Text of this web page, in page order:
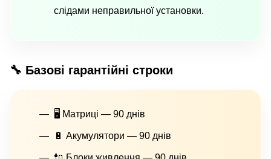
слідами неправильної установки.
🔧 Базові гарантійні строки
🖥 Матриці — 90 днів
🔋 Акумулятори — 90 днів